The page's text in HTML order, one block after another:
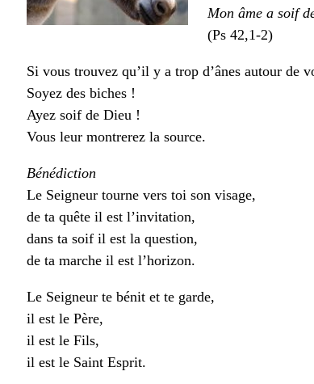
Mon âme a soif
(Ps 42,1-2)
Si vous trouvez qu’il y a trop d’ânes autour de
Soyez des biches !
Ayez soif de Dieu !
Vous leur montrerez la source.
Bénédiction
Le Seigneur tourne vers toi son visage,
de ta quête il est l’invitation,
dans ta soif il est la question,
de ta marche il est l’horizon.
Le Seigneur te bénit et te garde,
il est le Père,
il est le Fils,
il est le Saint Esprit.